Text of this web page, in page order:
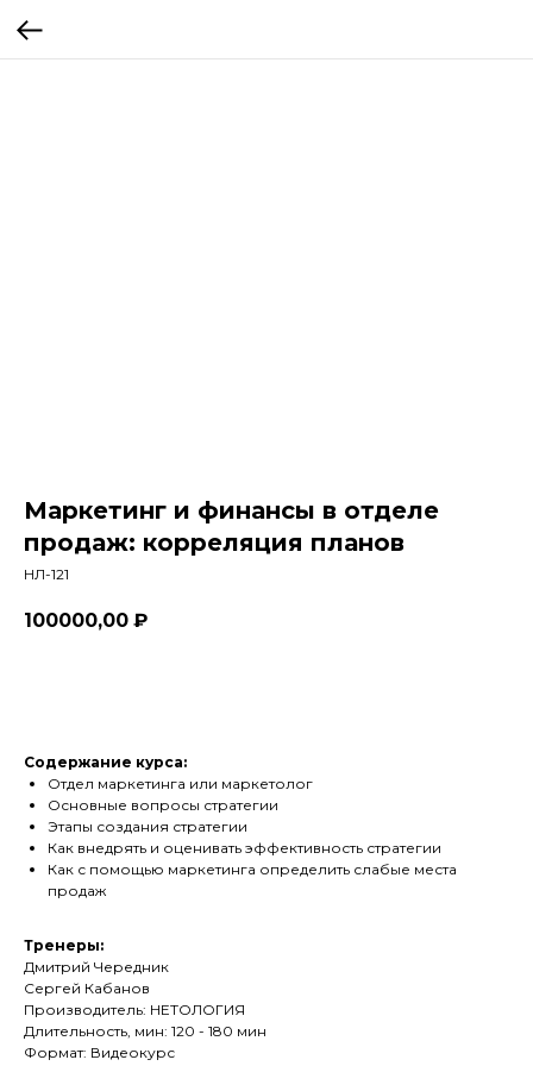
Маркетинг и финансы в отделе
продаж: корреляция планов
НЛ-121
100000,00 ₽
Содержание курса:
Отдел маркетинга или маркетолог
Основные вопросы стратегии
Этапы создания стратегии
Как внедрять и оценивать эффективность стратегии
Как с помощью маркетинга определить слабые места
продаж
Тренеры:
Дмитрий Чередник
Сергей Кабанов
Производитель: НЕТОЛОГИЯ
Длительность, мин: 120 - 180 мин
Формат: Видеокурс